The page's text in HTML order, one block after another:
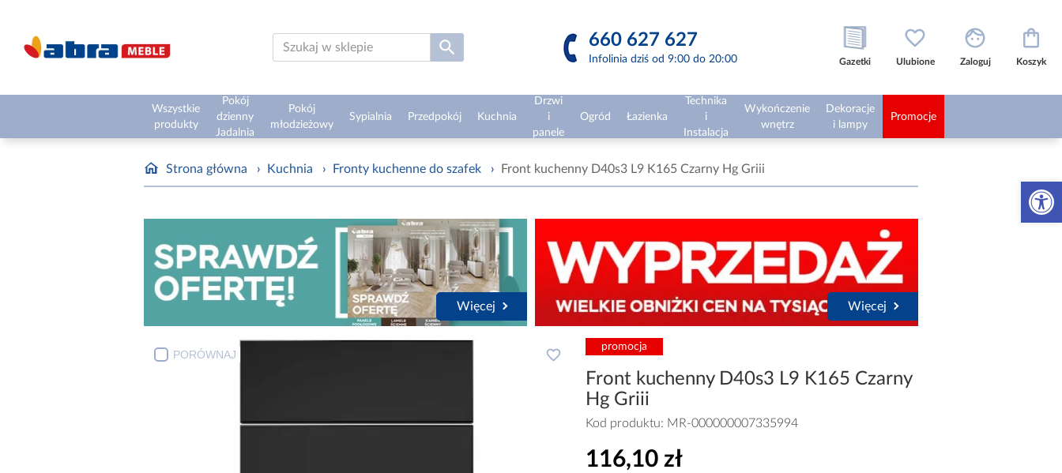
Otwórz
660 627 627
Infolinia dziś od 9:00 do 20:00 Gazetki Ulubione Zaloguj Koszyk
Wszystkie
produkty
Pokój
dzienny
Jadalnia
Pokój
młodzieżowy
Sypialnia Przedpokój Kuchnia
Drzwi
i
panele
Ogród Łazienka
Technika
i
Instalacja
Wykończenie
wnętrz
Dekoracje
i lampy
Promocje
Strona główna › Kuchnia › Fronty kuchenne do szafek › Front kuchenny D40s3 L9 K165 Czarny Hg Griii
Więcej Więcej
PORÓWNAJ
promocja
Front kuchenny D40s3 L9 K165 Czarny
Hg Griii
Kod produktu: MR-000000007335994
116,10 zł